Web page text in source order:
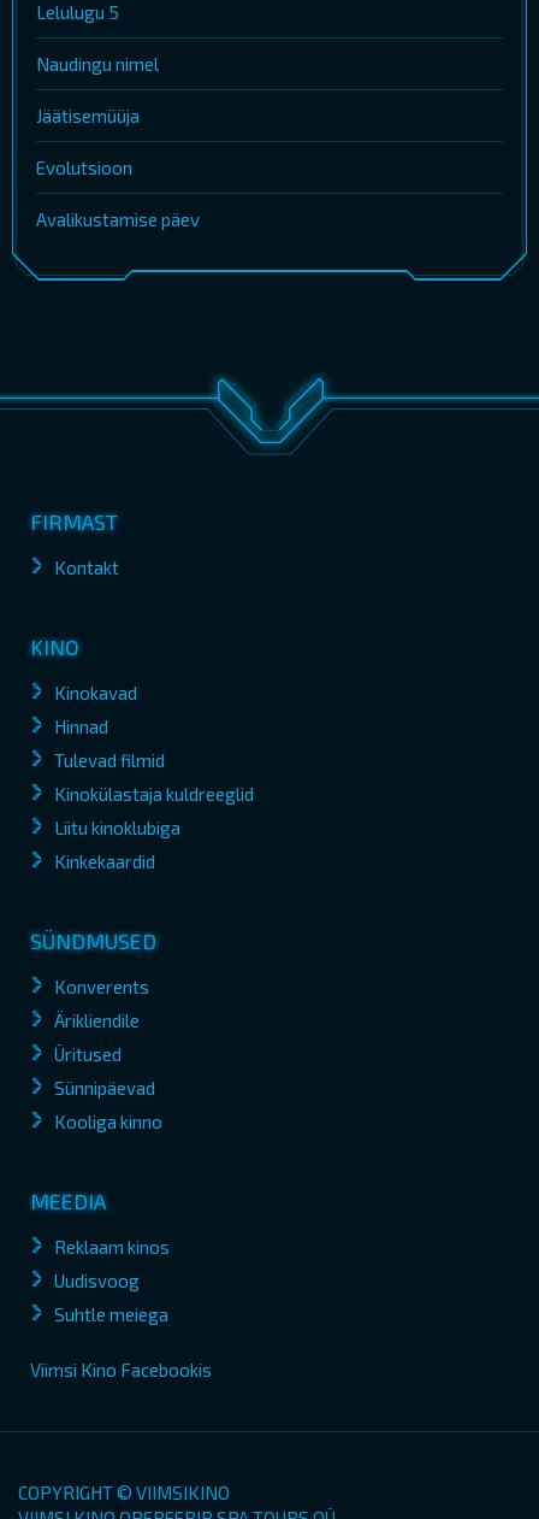
Lelulugu 5
Naudingu nimel
Jäätisemüüja
Evolutsioon
Avalikustamise päev
FIRMAST
Kontakt
KINO
Kinokavad
Hinnad
Tulevad filmid
Kinokülastaja kuldreeglid
Liitu kinoklubiga
Kinkekaardid
SÜNDMUSED
Konverents
Ärikliendile
Üritused
Sünnipäevad
Kooliga kinno
MEEDIA
Reklaam kinos
Uudisvoog
Suhtle meiega
Viimsi Kino Facebookis
COPYRIGHT © VIIMSIKINO